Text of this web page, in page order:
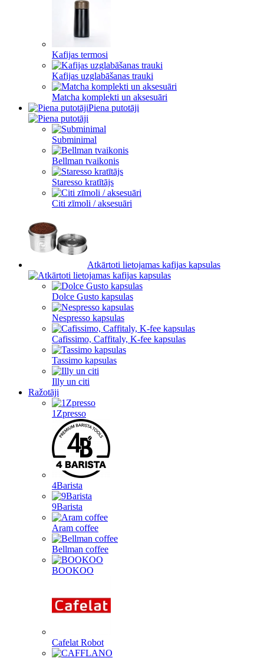
Kafijas termosi
Kafijas uzglabāšanas trauki
Matcha komplekti un aksesuāri
Piena putotāji
Subminimal
Bellman tvaikonis
Staresso kratītājs
Citi zīmoli / aksesuāri
Atkārtoti lietojamas kafijas kapsulas
Dolce Gusto kapsulas
Nespresso kapsulas
Cafissimo, Caffitaly, K-fee kapsulas
Tassimo kapsulas
Illy un citi
Ražotāji
1Zpresso
4Barista
9Barista
Aram coffee
Bellman coffee
BOOKOO
Cafelat Robot